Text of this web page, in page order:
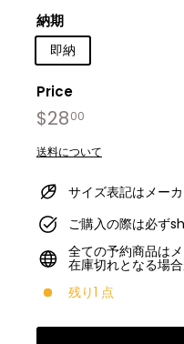
納期
即納
Price
Regular
price
Sale
price
$2800
送料について
サイズ表記はメー
ご購入の際は必ず
全ての予約商品は
在庫切れとなる場
残り1 点